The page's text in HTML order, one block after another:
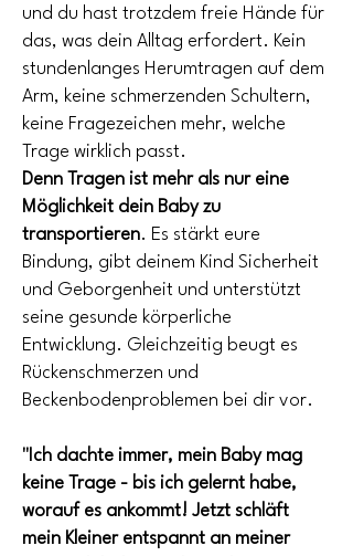
und du hast trotzdem freie Hände für
das, was dein Alltag erfordert. Kein
stundenlanges Herumtragen auf dem
Arm, keine schmerzenden Schultern,
keine Fragezeichen mehr, welche
Trage wirklich passt.
Denn Tragen ist mehr als nur eine
Möglichkeit dein Baby zu
transportieren. Es stärkt eure
Bindung, gibt deinem Kind Sicherheit
und Geborgenheit und unterstützt
seine gesunde körperliche
Entwicklung. Gleichzeitig beugt es
Rückenschmerzen und
Beckenbodenproblemen bei dir vor.
"Ich dachte immer, mein Baby mag
keine Trage - bis ich gelernt habe,
worauf es ankommt! Jetzt schläft
mein Kleiner entspannt an meiner